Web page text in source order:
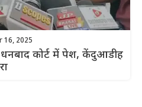
16, 2025
कोर्ट में पेश, केंदुआडीह